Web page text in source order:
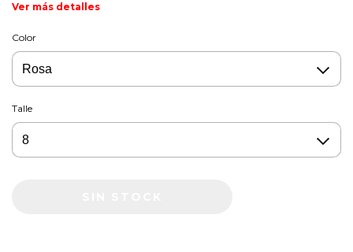
Ver más detalles
Color
Talle